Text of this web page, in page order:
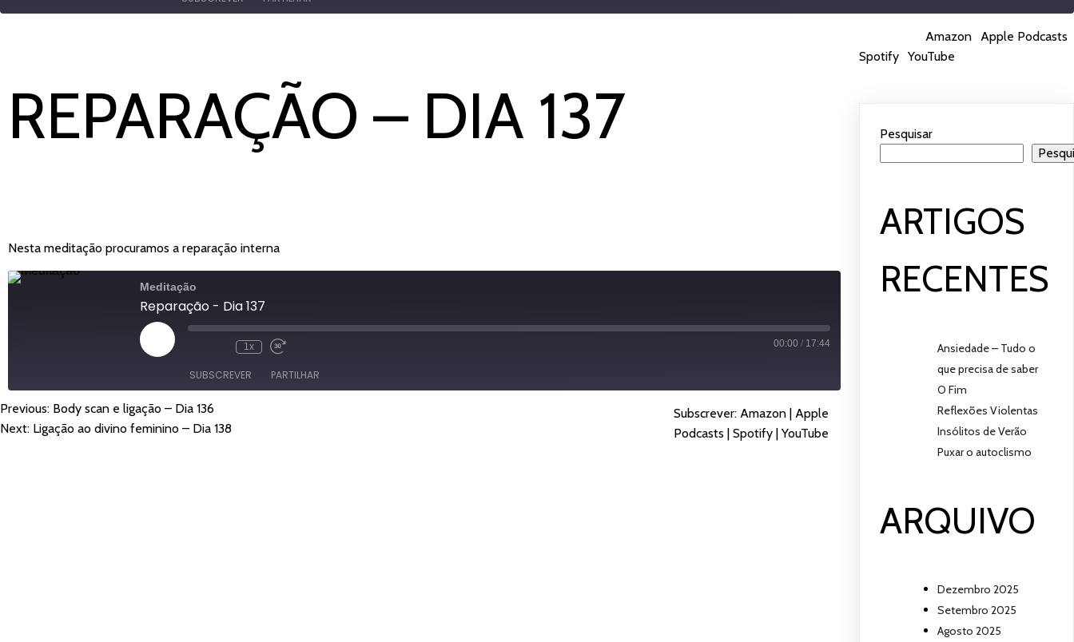
FEED RSS
INCORPORAR
Subscrever:Amazon |Apple Podcasts
Spotify |YouTube
REPARAÇÃO – DIA 137
Nesta meditação procuramos a reparação interna
Meditação
Reparação - Dia 137
Reproduzir
episódio
1x 00:00 / 17:44
SUBSCREVER PARTILHAR
Amazon
PARTILHAR
Subscrever:Amazon |Apple
Podcasts |Spotify |YouTube
NAVEGAÇÃO
Previous: Body scan e ligação – Dia 136
Next: Ligação ao divino feminino – Dia 138
Pesquisar
ARTIGOS
RECENTES
Ansiedade – Tudo o
que precisa de saber
O Fim
Reflexões Violentas
Insólitos de Verão
Puxar o autoclismo
ARQUIVO
Dezembro 2025
Setembro 2025
Agosto 2025